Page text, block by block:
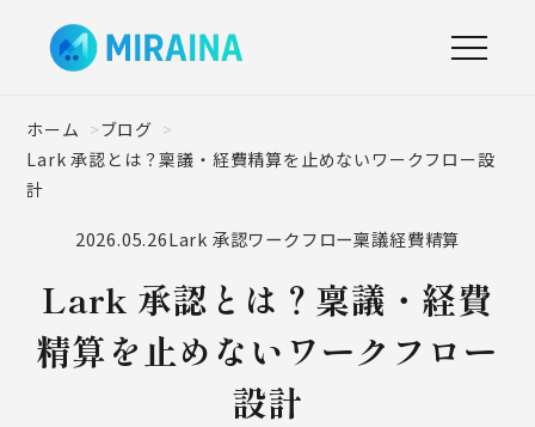
ホーム
ブログ
Lark 承認とは？稟議・経費精算を止めないワークフロー設
計
2026.05.26Lark 承認ワークフロー稟議経費精算
Lark 承認とは？稟議・経費
精算を止めないワークフロー
設計